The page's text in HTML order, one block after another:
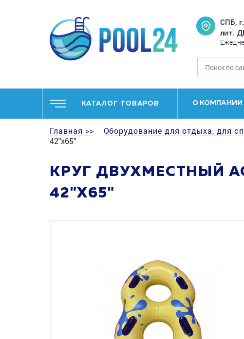
СПБ,
лит.
КАТАЛОГ ТОВАРОВ О КОМПАНИИ
Главная >> Оборудование для отдыха, для
42"x65"
КРУГ ДВУХМЕСТНЫЙ
42"X65"